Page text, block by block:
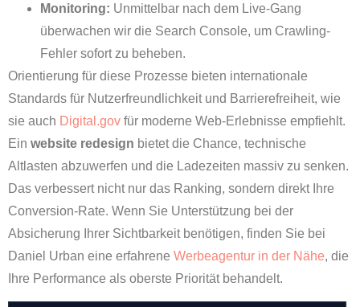
Monitoring: Unmittelbar nach dem Live-Gang
überwachen wir die Search Console, um Crawling-
Fehler sofort zu beheben.
Orientierung für diese Prozesse bieten internationale
Standards für Nutzerfreundlichkeit und Barrierefreiheit, wie
sie auch Digital.gov für moderne Web-Erlebnisse empfiehlt.
Ein website redesign bietet die Chance, technische
Altlasten abzuwerfen und die Ladezeiten massiv zu senken.
Das verbessert nicht nur das Ranking, sondern direkt Ihre
Conversion-Rate. Wenn Sie Unterstützung bei der
Absicherung Ihrer Sichtbarkeit benötigen, finden Sie bei
Daniel Urban eine erfahrene Werbeagentur in der Nähe, die
Ihre Performance als oberste Priorität behandelt.